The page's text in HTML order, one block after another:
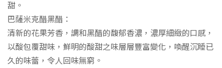
甜。
巴薩米克醋黑醋：
清新的花果芳香，調和黑醋的馥郁香濃，濃厚細緻的口感，
以酸包覆甜味，鮮明的酸甜之味層層豐富變化，喚醒沉睡已
久的味蕾，令人回味無窮。